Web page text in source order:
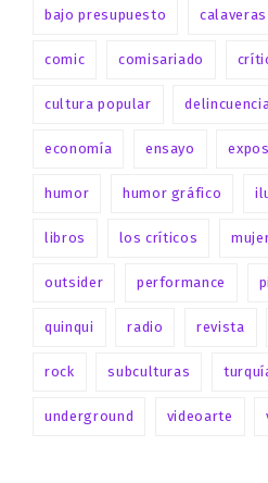
bajo presupuesto calaveras
comic comisariado
cultura popular
economía ensayo
humor humor gráfico
libros los críticos
outsider performance
quinqui radio revista
rock subculturas
underground videoarte